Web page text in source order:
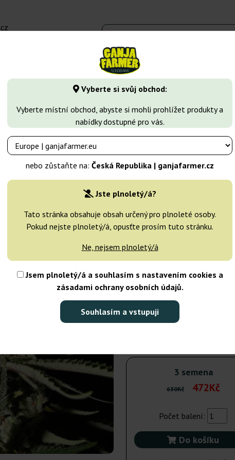
Vyberte si svůj obchod:
Vyberte místní obchod, abyste si mohli prohlížet produkty a
nabídky dostupné pro vás.
nebo zůstaňte na: Česká Republika | ganjafarmer.cz
Jste plnoletý/á?
Tato stránka obsahuje obsah určený pro plnoleté osoby.
Pokud nejste plnoletý/á, opusťte prosím tuto stránku.
Ne, nejsem plnoletý/á
Jsem plnoletý/á a souhlasím s nastavením cookies a
zásadami ochrany osobních údajů.
Souhlasím a vstupuji
- 16:00
Druhy marihuany
Green House Seeds
3 semena
Odeslání do 24h 25%
5 semen
Odeslání do 24h 25%
10 semen
Odeslání do 3-7
1
25%
3 semena
630Kč 472Kč
Počet balení:
Do košíku